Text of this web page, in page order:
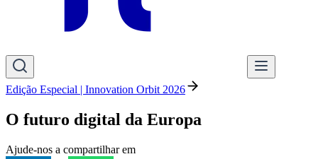
Edição Especial | Innovation Orbit 2026
O futuro digital da Europa
Ajude-nos a compartilhar em